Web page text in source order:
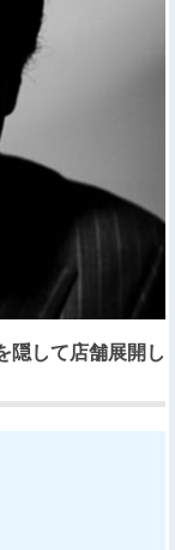
隠して店舗展開し